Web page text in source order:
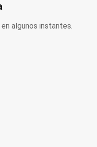
algunos instantes.